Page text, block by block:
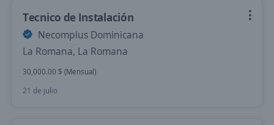
Tecnico de Instalación
Necomplus Dominicana
La Romana, La Romana
30,000.00 $ (Mensual)
21 de julio